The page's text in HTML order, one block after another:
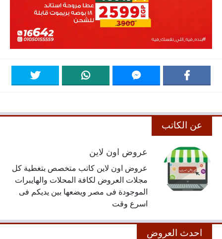
عن الكاتب
عروض اون لاين
عروض اون لاين كاتب متخصص بتغطية كل
مجلات العروض لكافة المحلات والهايبرات
الموجودة فى مصر ويضعها بين يديكم فى
اسرع وقت
احدث العروض